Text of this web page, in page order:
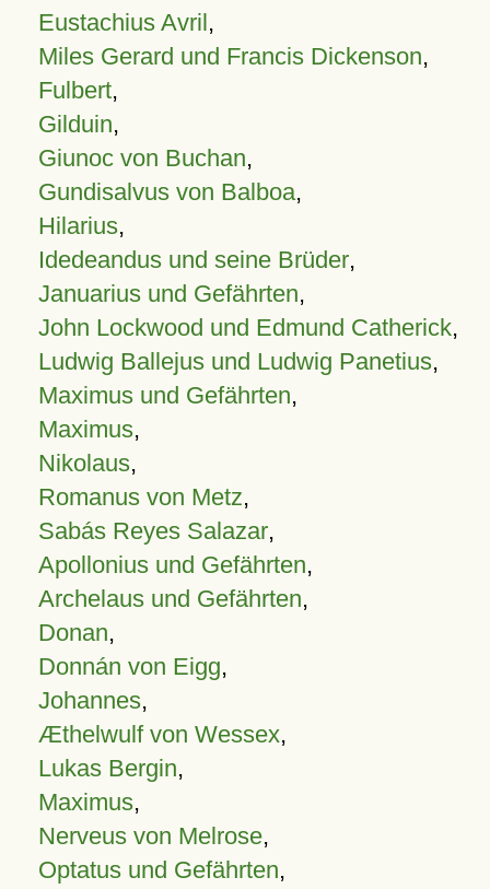
Eustachius Avril,
Miles Gerard und Francis Dickenson,
Fulbert,
Gilduin,
Giunoc von Buchan,
Gundisalvus von Balboa,
Hilarius,
Idedeandus und seine Brüder,
Januarius und Gefährten,
John Lockwood und Edmund Catherick,
Ludwig Ballejus und Ludwig Panetius,
Maximus und Gefährten,
Maximus,
Nikolaus,
Romanus von Metz,
Sabás Reyes Salazar,
Apollonius und Gefährten,
Archelaus und Gefährten,
Donan,
Donnán von Eigg,
Johannes,
Æthelwulf von Wessex,
Lukas Bergin,
Maximus,
Nerveus von Melrose,
Optatus und Gefährten,